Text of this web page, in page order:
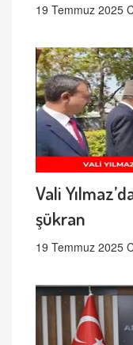
19 Temmuz 2025
Vali
şükran
19 Temmuz 2025